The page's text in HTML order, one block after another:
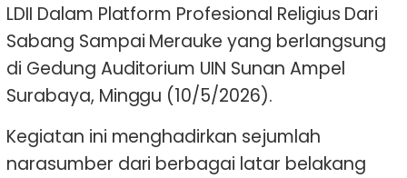
LDII Dalam Platform Profesional Religius Dari
Sabang Sampai Merauke yang berlangsung
di Gedung Auditorium UIN Sunan Ampel
Surabaya, Minggu (10/5/2026).
Kegiatan ini menghadirkan sejumlah
narasumber dari berbagai latar belakang